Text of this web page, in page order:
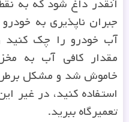
آنقدر داغ شود که به
جبران ناپذیری به
آب خودرو را چک
مقدار کافی آب به
خاموش شد و مشکل
استفاده کنید، در غیر
تعمیرگاه ببرید.